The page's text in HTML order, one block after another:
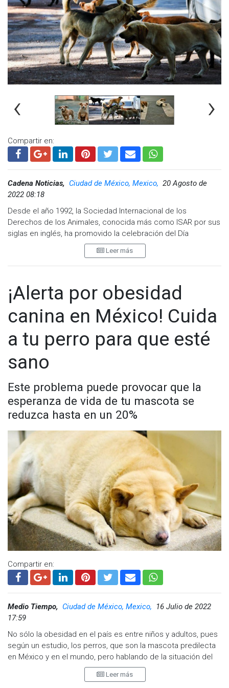
‹ ›
Compartir en:
Cadena Noticias, Ciudad de México, Mexico, 20 Agosto de
2022 08:18
Desde el año 1992, la Sociedad Internacional de los
Derechos de los Animales, conocida más como ISAR por sus
siglas en inglés, ha promovido la celebración del Día
Internacional del Animal sin Hogar, cuyo principal objetivo es
brindar una solución al problema de la sobrepoblación de
animales de compañía que se encuentran en la calle.
Entre las principales actividades que llevan a cabo las
organizaciones de todo el mundo que velan por el cuidado y
derechos de los animales, están las siguientes: adopción de
mascotas, jornadas de vacunación, castración y
esterilización, charlas en los colegios y en clínicas
exposiciones, colectas benéficas y bendiciones de
Principales causas que motivan el abandono de una
En todo el mundo, las cifras de animales de compañía
alarmantes.
Es más, en el año 2014 la Fundación Affinity realizó un estudio
sobre el tema, develando que tan solo en España se
abandonan 16 animales domésticos cada hora, lo que
equivaldría a 140.191 mascotas al año. Pero; ¿Cuáles son las
principales razones que causan tal nivel de abandono? En
Leer más
¡Alerta por obesidad
canina en México! Cuida
a tu perro para que esté
sano
Este problema puede provocar que la
esperanza de vida de tu mascota se
reduzca hasta en un 20%
Compartir en:
Medio Tiempo, Ciudad de México, Mexico,
16 Julio de 2022
17:59
No sólo la obesidad en el país es entre niños y adultos, pues
según un estudio, los perros, que son la mascota predilecta
en México y en el mundo, pero hablando de la situación del
país, podrían sufrir la misma problemática, que se considera
grave, pues entre 35 y 40 por ciento padecerían sobrepeso.
Leer más